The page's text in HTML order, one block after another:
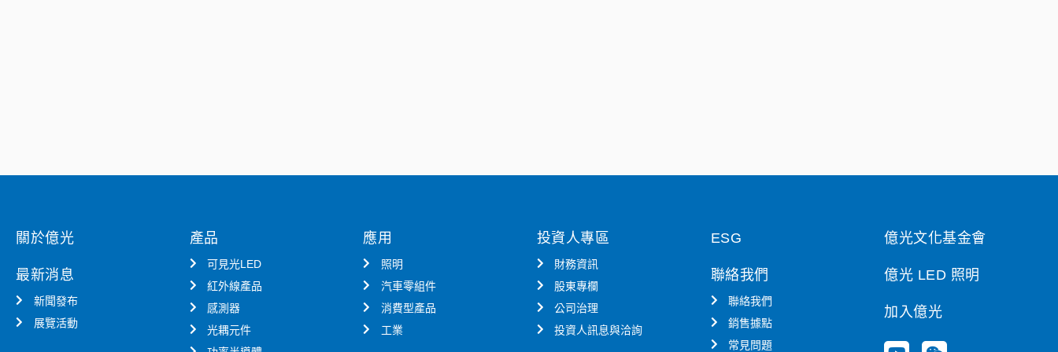
關於億光
最新消息
新聞發布
展覽活動
產品
可見光LED
紅外線產品
感測器
光耦元件
應用
照明
汽車零組件
消費型產品
工業
投資人專區
財務資訊
股東專欄
公司治理
投資人訊息與洽詢
ESG
聯絡我們
聯絡我們
銷售據點
常見問題
億光文化基金會
億光 LED 照明
加入億光
Y W